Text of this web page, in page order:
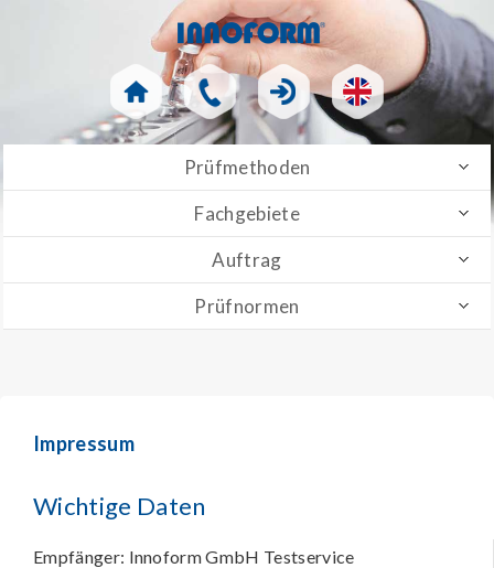
Prüfmethoden
Fachgebiete
Auftrag
Prüfnormen
Impressum
Wichtige Daten
Empfänger: Innoform GmbH Testservice